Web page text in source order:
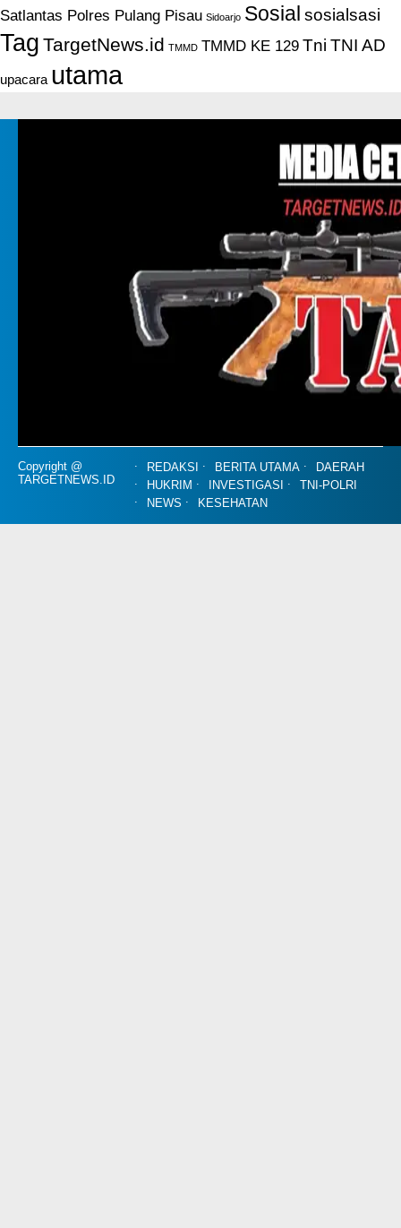
Satlantas Polres Pulang Pisau Sidoarjo Sosial sosialsasi
Tag TargetNews.id TMMD TMMD KE 129 Tni TNI AD
upacara utama
Copyright @
TARGETNEWS.ID
REDAKSI BERITA UTAMA
DAERAH
HUKRIM
INVESTIGASI
TNI-POLRI
NEWS
KESEHATAN